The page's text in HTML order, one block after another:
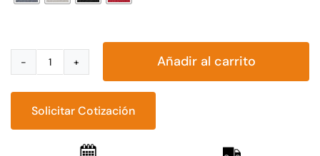
Taburete
Largo
cantidad
Añadir al carrito
Solicitar Cotización